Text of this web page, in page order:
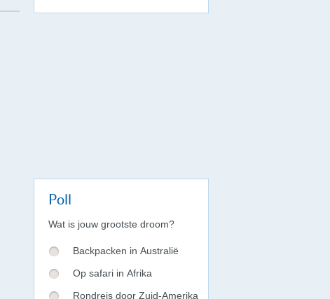
Poll
Wat is jouw grootste droom?
Backpacken in Australië
Op safari in Afrika
Rondreis door Zuid-Amerika